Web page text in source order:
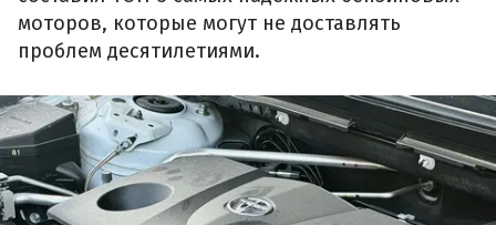
моторов, которые могут не доставлять
проблем десятилетиями.